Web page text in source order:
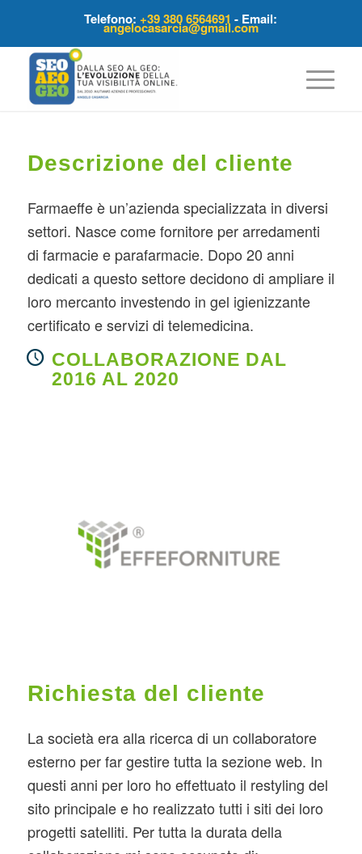
Telefono:+39 380 6564691 - Email:
angelocasarcia@gmail.com
Descrizione del cliente
Farmaeffe è un’azienda specializzata in diversi
settori. Nasce come fornitore per arredamenti
di farmacie e parafarmacie. Dopo 20 anni
dedicati a questo settore decidono di ampliare il
loro mercanto investendo in gel igienizzante
certificato e servizi di telemedicina.
COLLABORAZIONE DAL
2016 AL 2020
Richiesta del cliente
La società era alla ricerca di un collaboratore
esterno per far gestire tutta la sezione web. In
questi anni per loro ho effettuato il restyling del
sito principale e ho realizzato tutti i siti dei loro
progetti satelliti. Per tutta la durata della